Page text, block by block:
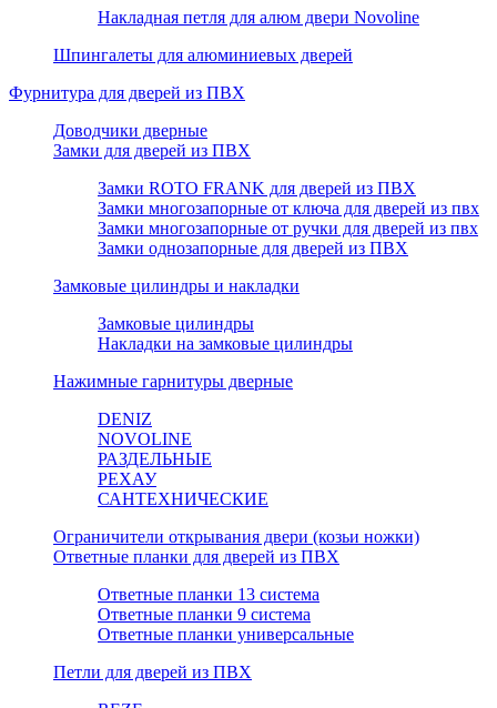
Накладная петля для алюм двери Novoline
Шпингалеты для алюминиевых дверей
Фурнитура для дверей из ПВХ
Доводчики дверные
Замки для дверей из ПВХ
Замки ROTO FRANK для дверей из ПВХ
Замки многозапорные от ключа для дверей из пвх
Замки многозапорные от ручки для дверей из пвх
Замки однозапорные для дверей из ПВХ
Замковые цилиндры и накладки
Замковые цилиндры
Накладки на замковые цилиндры
Нажимные гарнитуры дверные
DENIZ
NOVOLINE
РАЗДЕЛЬНЫЕ
РЕХАУ
САНТЕХНИЧЕСКИЕ
Ограничители открывания двери (козьи ножки)
Ответные планки для дверей из ПВХ
Ответные планки 13 система
Ответные планки 9 система
Ответные планки универсальные
Петли для дверей из ПВХ